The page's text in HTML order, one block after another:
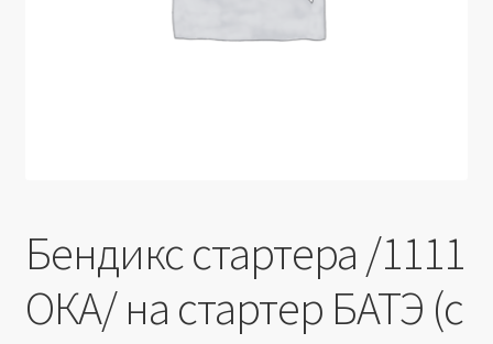
Бендикс стартера /1111
ОКА/ на стартер БАТЭ (с